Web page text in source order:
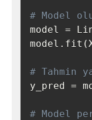
# Model
model =
model . fit (
# Tahmin
y_pred =
# Model